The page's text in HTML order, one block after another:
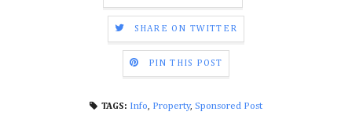
SHARE ON TWITTER
PIN THIS POST
TAGS: Info, Property, Sponsored Post